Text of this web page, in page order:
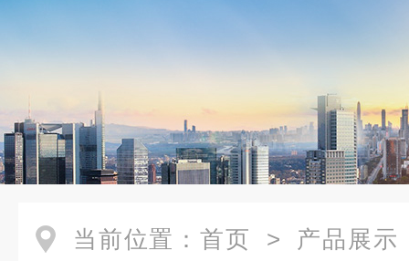
当前位置： 首页 > 产品展示